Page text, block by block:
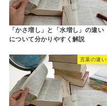
「かさ増し」と「水増し」の違い
について分かりやすく解説
言葉の違い